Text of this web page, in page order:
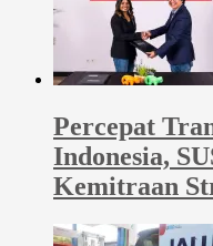
Percepat
Indonesia,
Kemitraan